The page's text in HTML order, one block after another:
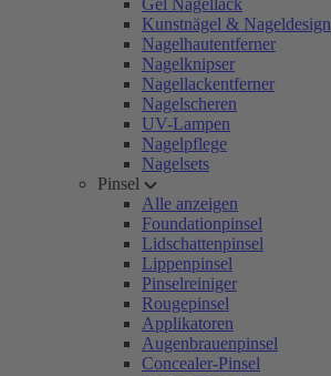
Gel Nagellack
Kunstnägel & Nageldesign
Nagelhautentferner
Nagelknipser
Nagellackentferner
Nagelscheren
UV-Lampen
Nagelpflege
Nagelsets
Pinsel
Alle anzeigen
Foundationpinsel
Lidschattenpinsel
Lippenpinsel
Pinselreiniger
Rougepinsel
Applikatoren
Augenbrauenpinsel
Concealer-Pinsel